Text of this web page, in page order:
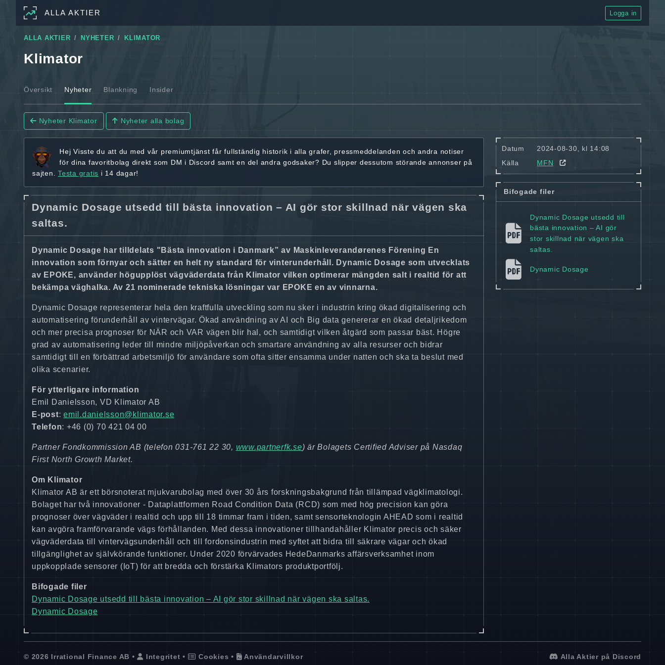
ALLA AKTIER Logga in
ALLA AKTIER NYHETER KLIMATOR
Klimator
Översikt Nyheter Blankning Insider
Nyheter Klimator Nyheter alla bolag
Hej Visste du att du med vår premiumtjänst fårfullständig historik i alla grafer, pressmeddelanden och andra notiser
för dina favoritbolag direkt som DM i Discord samt en del andra godsaker? Du slipper dessutom störande annonser på
sajten. Testa gratis i 14 dagar!
Dynamic Dosage utsedd till bästa innovation – AI gör stor skillnad när vägen ska
saltas.
Dynamic Dosage har tilldelats "Bästa innovation i Danmark” av Maskinleverandørenes Förening En
innovation som förnyar och sätter en helt ny standard för vinterunderhåll. Dynamic Dosage som utvecklats
av EPOKE, använder högupplöst vägväderdata från Klimator vilken optimerar mängden salt i realtid för att
bekämpa väghalka. Av 21 nominerade tekniska lösningar var EPOKE en av vinnarna.
Dynamic Dosage representerar hela den kraftfulla utveckling som nu sker i industrin kring ökad digitalisering och
automatisering förunderhåll av vintervägar. Ökad användning av AI och Big data genererar en ökad detaljrikedom
och mer precisa prognoser för NÄR och VAR vägen blir hal, och samtidigt vilken åtgärd som passar bäst. Högre
grad av automatisering leder till mindre miljöpåverkan och smartare användning av alla resurser och bidrar
samtidigt till en förbättrad arbetsmiljö för användare som ofta sitter ensamma under natten och ska ta beslut med
olika scenarier.
För ytterligare information
Emil Danielsson, VD Klimator AB
E-post: emil.danielsson@klimator.se
Telefon: +46 (0) 70 421 04 00
Partner Fondkommission AB (telefon 031-761 22 30, www.partnerfk.se) är Bolagets Certified Adviser på Nasdaq
First North Growth Market.
Om Klimator
Klimator AB är ett börsnoterat mjukvarubolag med över 30 års forskningsbakgrund från tillämpad vägklimatologi.
Bolaget har två innovationer - Dataplattformen Road Condition Data (RCD) som med hög precision kan göra
prognoser över vägväder i realtid och upp till 18 timmar fram i tiden, samt sensorteknologin AHEAD som i realtid
kan avgöra framförvarande vägs förhållanden. Med dessa innovationer tillhandahåller Klimator precis och säker
vägväderdata till vintervägsunderhåll och till fordonsindustrin med syftet att bidra till säkrare vägar och ökad
tillgänglighet av självkörande funktioner. Under 2020 förvärvades HedeDanmarks affärsverksamhet inom
uppkopplade sensorer (IoT) för att bredda och förstärka Klimators produktportfölj.
Bifogade filer
Dynamic Dosage utsedd till bästa innovation – AI gör stor skillnad när vägen ska saltas.
Dynamic Dosage
Datum
2024-08-30, kl 14:08
Källa
MFN
Bifogade filer
Dynamic Dosage utsedd till
bästa innovation – AI gör
stor skillnad när vägen ska
saltas.
Dynamic Dosage
© 2026 Irrational Finance AB • Integritet • Cookies • Användarvillkor Alla Aktier på Discord